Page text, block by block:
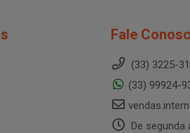
Fale
(33) 3225-
(33) 99924-
De segunda